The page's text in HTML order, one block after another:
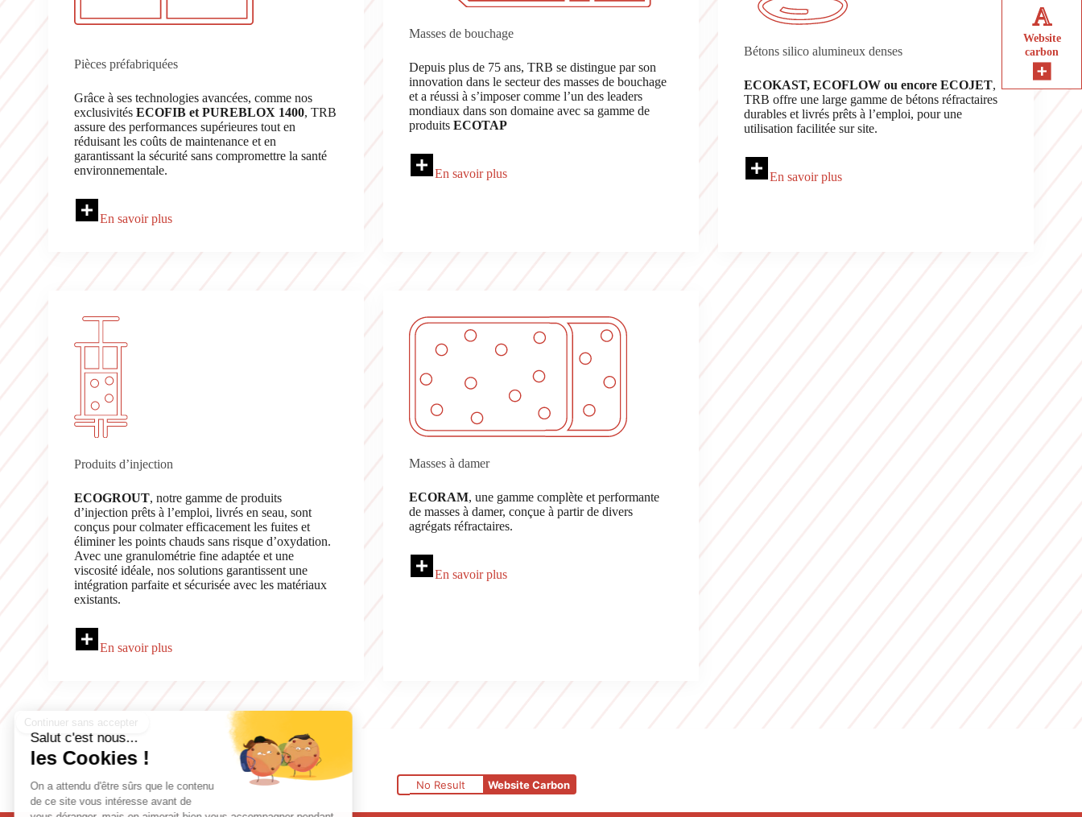
A
Website
carbon
Pièces préfabriquées
Grâce à ses technologies avancées, comme nos
exclusivités ECOFIB et PUREBLOX 1400, TRB
assure des performances supérieures tout en
réduisant les coûts de maintenance et en
garantissant la sécurité sans compromettre la santé
environnementale.
En savoir plus
Masses de bouchage
Depuis plus de 75 ans, TRB se distingue par son
innovation dans le secteur des masses de bouchage
et a réussi à s’imposer comme l’un des leaders
mondiaux dans son domaine avec sa gamme de
produits ECOTAP
En savoir plus
Bétons silico alumineux denses
ECOKAST, ECOFLOW ou encore ECOJET,
TRB offre une large gamme de bétons réfractaires
durables et livrés prêts à l’emploi, pour une
utilisation facilitée sur site.
En savoir plus
Produits d’injection
ECOGROUT, notre gamme de produits
d’injection prêts à l’emploi, livrés en seau, sont
conçus pour colmater efficacement les fuites et
éliminer les points chauds sans risque d’oxydation.
Avec une granulométrie fine adaptée et une
viscosité idéale, nos solutions garantissent une
intégration parfaite et sécurisée avec les matériaux
existants.
En savoir plus
Masses à damer
ECORAM, une gamme complète et performante
de masses à damer, conçue à partir de divers
agrégats réfractaires.
En savoir plus
No Result Website Carbon